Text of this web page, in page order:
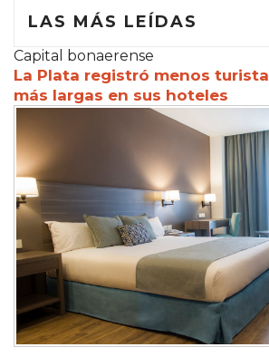
LAS MÁS LEÍDAS
Capital bonaerense
La Plata registró menos
más largas en sus hoteles